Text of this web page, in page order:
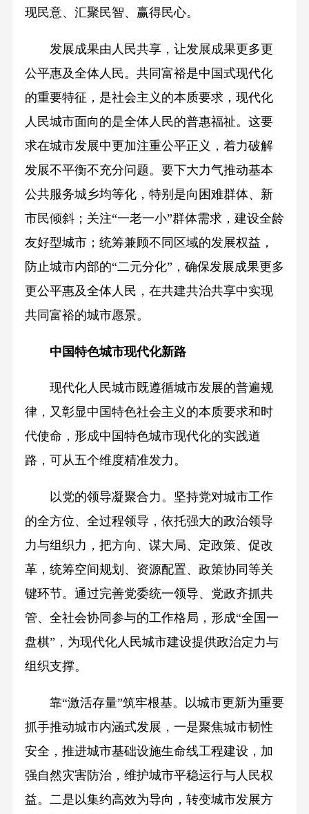
现民意、汇聚民智、赢得民心。
发展成果由人民共享，让发展成果更多更
公平惠及全体人民。共同富裕是中国式现代化
的重要特征，是社会主义的本质要求，现代化
人民城市面向的是全体人民的普惠福祉。这要
求在城市发展中更加注重公平正义，着力破解
发展不平衡不充分问题。要下大力气推动基本
公共服务城乡均等化，特别是向困难群体、新
市民倾斜；关注“一老一小”群体需求，建设全龄
友好型城市；统筹兼顾不同区域的发展权益，
防止城市内部的“二元分化”，确保发展成果更多
更公平惠及全体人民，在共建共治共享中实现
共同富裕的城市愿景。
中国特色城市现代化新路
现代化人民城市既遵循城市发展的普遍规
律，又彰显中国特色社会主义的本质要求和时
代使命，形成中国特色城市现代化的实践道
路，可从五个维度精准发力。
以党的领导凝聚合力。坚持党对城市工作
的全方位、全过程领导，依托强大的政治领导
力与组织力，把方向、谋大局、定政策、促改
革，统筹空间规划、资源配置、政策协同等关
键环节。通过完善党委统一领导、党政齐抓共
管、全社会协同参与的工作格局，形成“全国一
盘棋”，为现代化人民城市建设提供政治定力与
组织支撑。
靠“激活存量”筑牢根基。以城市更新为重要
抓手推动城市内涵式发展，一是聚焦城市韧性
安全，推进城市基础设施生命线工程建设，加
强自然灾害防治，维护城市平稳运行与人民权
益。二是以集约高效为导向，转变城市发展方